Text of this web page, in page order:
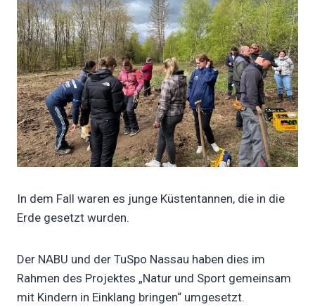
In dem Fall waren es junge Küstentannen, die in die
Erde gesetzt wurden.
Der NABU und der TuSpo Nassau haben dies im
Rahmen des Projektes „Natur und Sport gemeinsam
mit Kindern in Einklang bringen“ umgesetzt.